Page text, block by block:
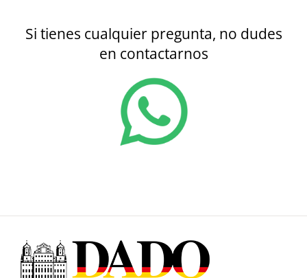
Si tienes cualquier pregunta, no dudes
en contactarnos